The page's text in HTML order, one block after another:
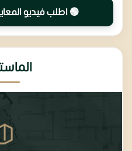
🟢 اطلب فيديو